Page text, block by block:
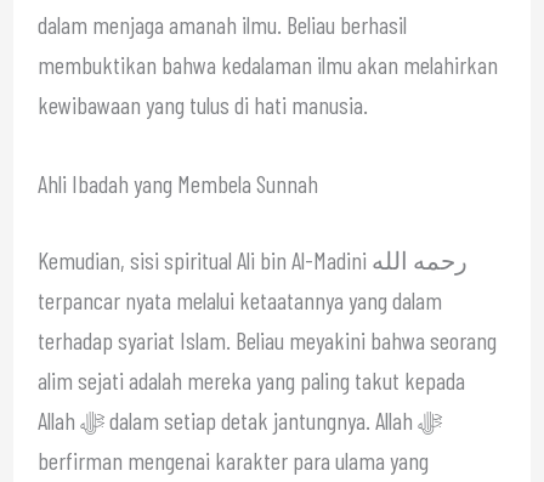
dalam menjaga amanah ilmu. Beliau berhasil
membuktikan bahwa kedalaman ilmu akan melahirkan
kewibawaan yang tulus di hati manusia.
Ahli Ibadah yang Membela Sunnah
Kemudian, sisi spiritual Ali bin Al-Madini رحمه الله
terpancar nyata melalui ketaatannya yang dalam
terhadap syariat Islam. Beliau meyakini bahwa seorang
alim sejati adalah mereka yang paling takut kepada
Allah ﷻ dalam setiap detak jantungnya. Allah ﷻ
berfirman mengenai karakter para ulama yang